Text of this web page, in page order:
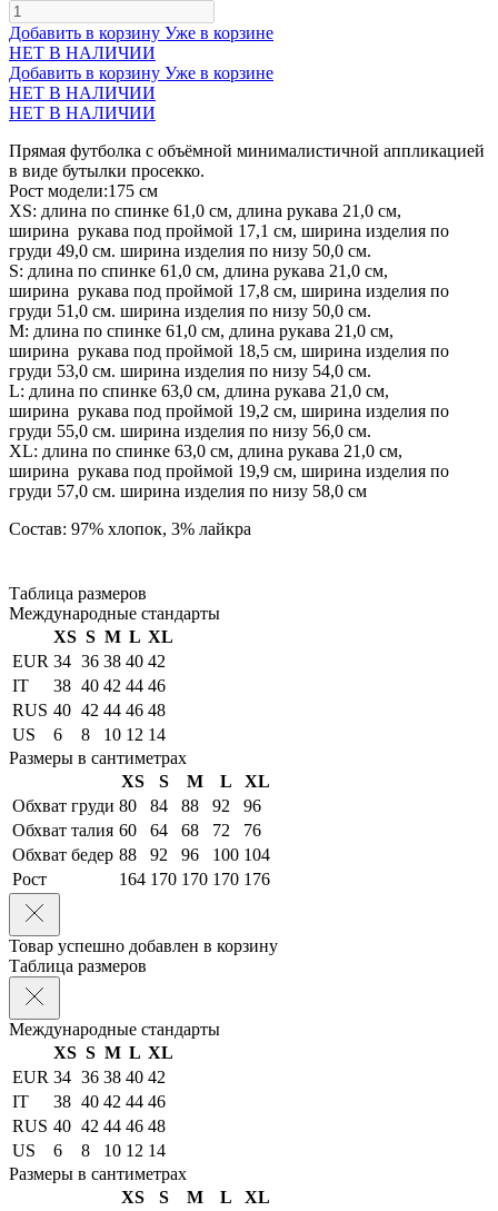
Добавить в корзину Уже в корзине
НЕТ В НАЛИЧИИ
Добавить в корзину Уже в корзине
НЕТ В НАЛИЧИИ
НЕТ В НАЛИЧИИ
Прямая футболка с объёмной минималистичной аппликацией
в виде бутылки просекко.
Рост модели:175 см
XS: длина по спинке 61,0 см, длина рукава 21,0 см,
ширина рукава под проймой 17,1 см, ширина изделия по
груди 49,0 см. ширина изделия по низу 50,0 см.
S: длина по спинке 61,0 см, длина рукава 21,0 см,
ширина рукава под проймой 17,8 см, ширина изделия по
груди 51,0 см. ширина изделия по низу 50,0 см.
М: длина по спинке 61,0 см, длина рукава 21,0 см,
ширина рукава под проймой 18,5 см, ширина изделия по
груди 53,0 см. ширина изделия по низу 54,0 см.
L: длина по спинке 63,0 см, длина рукава 21,0 см,
ширина рукава под проймой 19,2 см, ширина изделия по
груди 55,0 см. ширина изделия по низу 56,0 см.
XL: длина по спинке 63,0 см, длина рукава 21,0 см,
ширина рукава под проймой 19,9 см, ширина изделия по
груди 57,0 см. ширина изделия по низу 58,0 см
Состав: 97% хлопок, 3% лайкра
Таблица размеров
Международные стандарты
XS S M L XL
EUR 34 36 38 40 42
IT
38 40 42 44 46
RUS 40 42 44 46 48
US
6 8 10 12 14
Размеры в сантиметрах
XS
S M L
XL
Обхват груди 80 84 88 92
96
Обхват талия 60 64 68 72
76
Обхват бедер 88 92 96 100 104
Рост
164 170 170 170 176
Товар успешно добавлен в корзину
Таблица размеров
Международные стандарты
XS S M L XL
EUR 34 36 38 40 42
IT
38 40 42 44 46
RUS 40 42 44 46 48
US
6 8 10 12 14
Размеры в сантиметрах
XS
S M L XL